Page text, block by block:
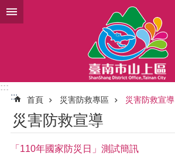
跳到主要內容區塊
:::
:::
首頁 災害防救專區 災害防救宣導
災害防救宣導
「110年國家防災日」測試簡訊